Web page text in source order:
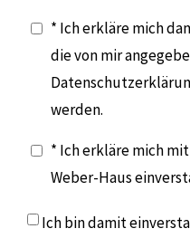
* Ich erkläre mich
die von mir
werden.
* Ich erkläre mich
Weber-Haus
Ich bin damit